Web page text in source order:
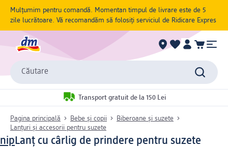
Mulțumim pentru comandă. Momentan timpul de livrare este de 5
zile lucrătoare. Vă recomandăm să folosiți serviciul de Ridicare Expres
Căutare
Transport gratuit de la 150 Lei
Pagina principală Bebe și copii
Biberoane și suzete
Lanțuri și accesorii pentru suzete
nipLanț cu cârlig de prindere pentru suzete